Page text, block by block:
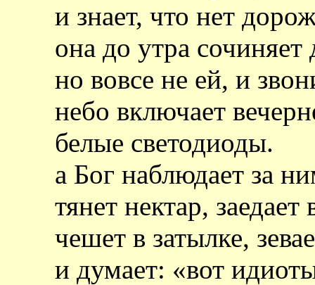
и знает, что нет
она до утра
но вовсе не ей, и
небо включает
белые светодиоды.
а Бог наблюдает за
тянет нектар,
чешет в затылке,
и думает: «вот